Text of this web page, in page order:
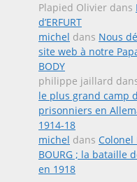
Plapied Olivier dans
d’ERFURT
michel dans Nous
site web à notre
BODY
philippe jaillard
le plus grand camp
prisonniers en
1914-18
michel dans Colonel
BOURG ; la bataille
en 1918